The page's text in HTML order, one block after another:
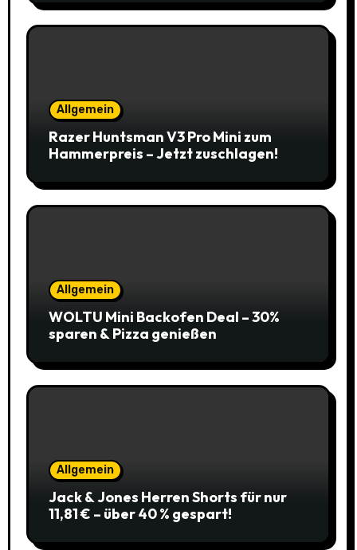
Allgemein
Razer Huntsman V3 Pro Mini zum
Hammerpreis – Jetzt zuschlagen!
Allgemein
WOLTU Mini Backofen Deal – 30%
sparen & Pizza genießen
Allgemein
Jack & Jones Herren Shorts für nur
11,81 € – über 40 % gespart!